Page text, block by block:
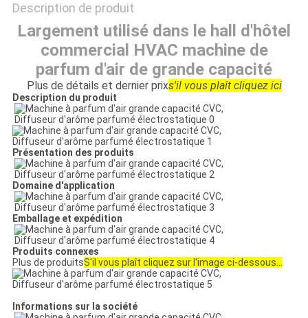
SITE
POLITIQUE
DE
CONFIDENTIALITÉ
Description de produit
Largement utilisé dans le hall d'hôtel
commercial HVAC machine de
parfum d'air de grande capacité
Plus de détails et dernier prixs'il vous plaît cliquez ici
Description du produit
Présentation des produits
Domaine d'application
Emballage et expédition
Produits connexes
Plus de produitsS'il vous plaît cliquez sur l'image ci-dessous...
Informations sur la société